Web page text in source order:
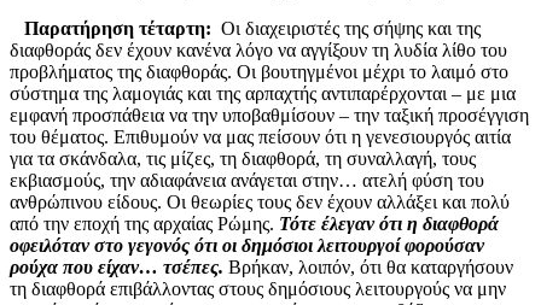
Παρατήρηση τέταρτη: Οι διαχειριστές της σήψης και της
διαφθοράς δεν έχουν κανένα λόγο να αγγίξουν τη λυδία λίθο του
προβλήματος της διαφθοράς. Οι βουτηγμένοι μέχρι το λαιμό στο
σύστημα της λαμογιάς και της αρπαχτής αντιπαρέρχονται – με μια
εμφανή προσπάθεια να την υποβαθμίσουν – την ταξική προσέγγιση
του θέματος. Επιθυμούν να μας πείσουν ότι η γενεσιουργός αιτία
για τα σκάνδαλα, τις μίζες, τη διαφθορά, τη συναλλαγή, τους
εκβιασμούς, την αδιαφάνεια ανάγεται στην… ατελή φύση του
ανθρώπινου είδους. Οι θεωρίες τους δεν έχουν αλλάξει και πολύ
από την εποχή της αρχαίας Ρώμης. Τότε έλεγαν ότι η διαφθορά
οφειλόταν στο γεγονός ότι οι δημόσιοι λειτουργοί φορούσαν
ρούχα που είχαν… τσέπες. Βρήκαν, λοιπόν, ότι θα καταργήσουν
τη διαφθορά επιβάλλοντας στους δημόσιους λειτουργούς να μην